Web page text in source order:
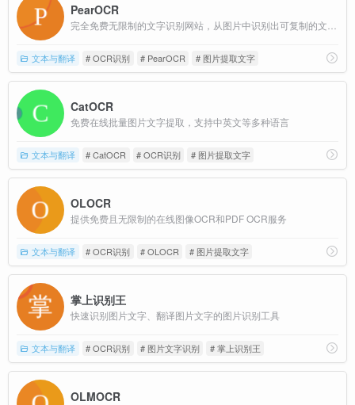
PearOCR
文本与翻译 # OCR识别 # PearOCR # 图片提取文字
CatOCR
免费在线批量图片文字提取，支持中英文等多种语言
文本与翻译 # CatOCR # OCR识别 # 图片提取文字
OLOCR
提供免费且无限制的在线图像OCR和PDF OCR服务
文本与翻译 # OCR识别 # OLOCR # 图片提取文字
掌上识别王
快速识别图片文字、翻译图片文字的图片识别工具
文本与翻译 # OCR识别 # 图片文字识别 # 掌上识别王
OLMOCR